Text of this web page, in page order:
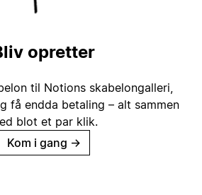
opretter
til Notions skabelongalleri,
få endda betaling – alt sammen
blot et par klik.
Kom i gang →